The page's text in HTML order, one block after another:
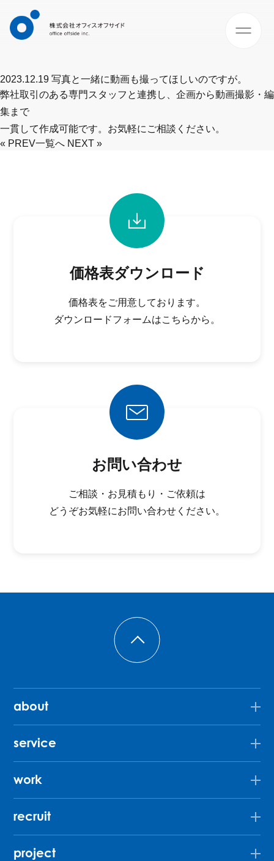
2023.12.19 写真と一緒に動画も撮ってほしいのですが。
弊社取引のある専門スタッフと連携し、企画から動画撮影・編
集まで
一貫して作成可能です。お気軽にご相談ください。
« PREV一覧へ NEXT »
価格表ダウンロード
価格表をご用意しております。
ダウンロードフォームはこちらから。
お問い合わせ
ご相談・お見積もり・ご依頼は
どうぞお気軽にお問い合わせください。
about
service
work
recruit
project